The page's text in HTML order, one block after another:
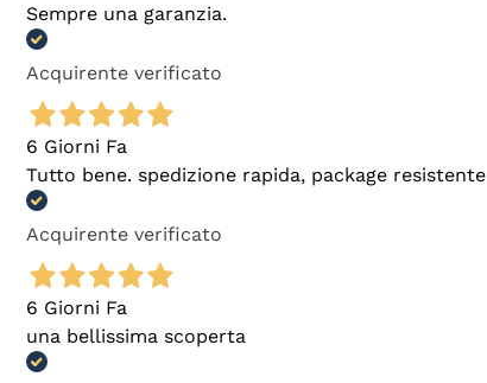
Sempre una garanzia.
Acquirente verificato
6 Giorni Fa
Tutto bene. spedizione rapida, package resistente
Acquirente verificato
6 Giorni Fa
una bellissima scoperta